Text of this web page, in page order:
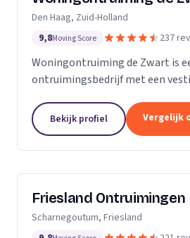
Den Haag, Zuid-Holland
9,8Moving Score 237
Woningontruiming de Zwart is
ontruimingsbedrijf met een
Bekijk profiel Vergelijk
Friesland Ontruimingen
Scharnegoutum, Friesland